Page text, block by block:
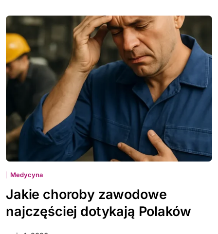
Medycyna
Jakie choroby zawodowe
najczęściej dotykają Polaków